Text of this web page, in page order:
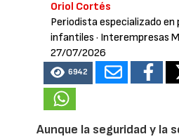
Oriol Cortés
Periodista especializado
infantiles · Interempresas
27/07/2026
6942
Aunque la seguridad y la